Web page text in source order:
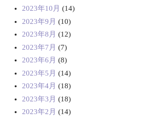
2023年10月 (14)
2023年9月 (10)
2023年8月 (12)
2023年7月 (7)
2023年6月 (8)
2023年5月 (14)
2023年4月 (18)
2023年3月 (18)
2023年2月 (14)